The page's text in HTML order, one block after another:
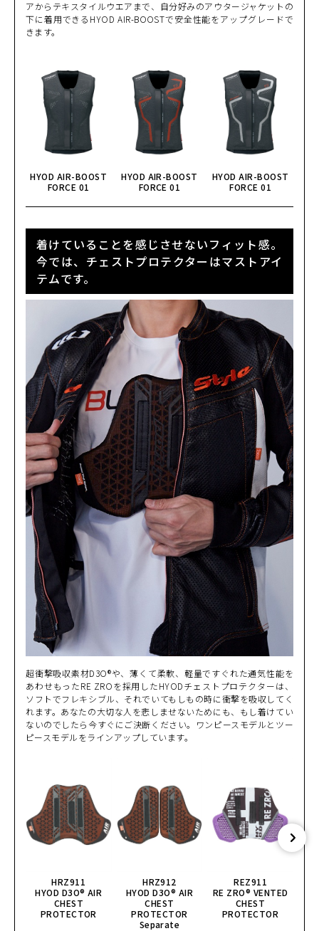
アからテキスタイルウエアまで、自分好みのアウタージャケットの
下に着用できるHYOD AIR-BOOSTで安全性能をアップグレードで
きます。
HYOD AIR-BOOST
FORCE 01
HYOD AIR-BOOST
FORCE 01
HYOD AIR-BOOST
FORCE 01
着けていることを感じさせないフィット感。
今では、チェストプロテクターはマストアイ
テムです。
超衝撃吸収素材D3O®や、薄くて柔軟、軽量ですぐれた通気性能を
あわせもったRE ZROを採用したHYODチェストプロテクターは、
ソフトでフレキシブル、それでいてもしもの時に衝撃を吸収してく
れます。あなたの大切な人を悲しませないためにも、もし着けてい
ないのでしたら今すぐにご決断ください。ワンピースモデルとツー
ピースモデルをラインアップしています。
HRZ911
HYOD D3O® AIR
CHEST
PROTECTOR
HRZ912
HYOD D3O® AIR
CHEST
PROTECTOR
Separate
REZ911
RE ZRO® VENTED
CHEST
PROTECTOR
M
¥40,590 (税込)
LIGHT GREY/WHIT
LL
¥40,590 (税込)
カートに入れる
NAVY/WHITE
カートに入れる
L
NAVY/WHITE
LL
¥40,590(税込)
カートに入れる
RED/BLACK
S
¥40,590 (税込)
カートに入れる
¥40,590(税込)
カートに入れる
RED/BLACK
L
¥40,590 (税込)
カートに入れる
RED/BLACK
LL
¥40,590 (税込)
カートに入れる
TURQUOISE/WHIT
E
¥40,590(税込)
カートに入れる
TURQUOISE/WHIT
(税込)
カートに入れる
WHITE/BLACK
¥40,590(税込)
カートに入れる
WHITE/BLACK
LL
¥40,590(税込)
カートに入れる
WHITE/LIGHT GRE
Y
M
カートに入れる
¥40,590(税込)
WHITE/LIGHT GRE
Y
LL
カートに入れる